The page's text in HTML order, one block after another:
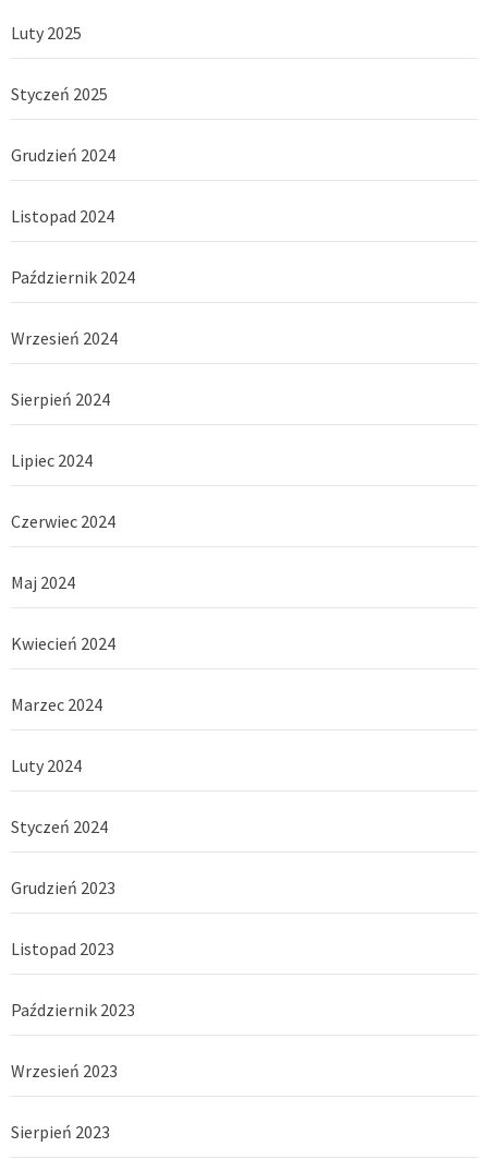
Luty 2025
Styczeń 2025
Grudzień 2024
Listopad 2024
Październik 2024
Wrzesień 2024
Sierpień 2024
Lipiec 2024
Czerwiec 2024
Maj 2024
Kwiecień 2024
Marzec 2024
Luty 2024
Styczeń 2024
Grudzień 2023
Listopad 2023
Październik 2023
Wrzesień 2023
Sierpień 2023